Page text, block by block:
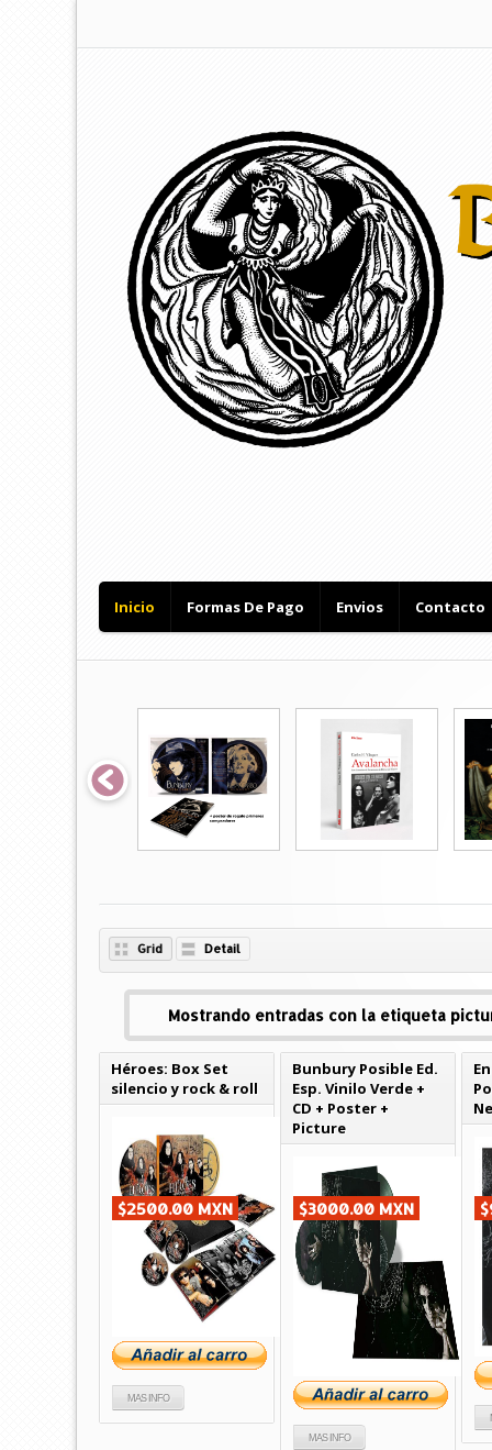
Inicio Formas De Pago Envios Contacto
Grid Detail
Mostrando entradas con la etiqueta
Héroes: Box Set
silencio y rock & roll
$2500.00 MXN
MAS INFO
Bunbury Posible Ed.
Esp. Vinilo Verde +
CD + Poster +
Picture
$3000.00 MXN
MAS INFO